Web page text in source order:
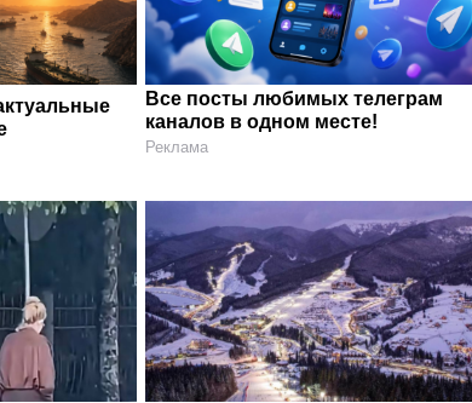
Все посты любимых телеграм
каналов в одном месте!
Реклама